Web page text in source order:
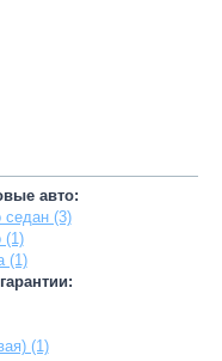
авто:
седан (3)
(1)
(1)
(1)